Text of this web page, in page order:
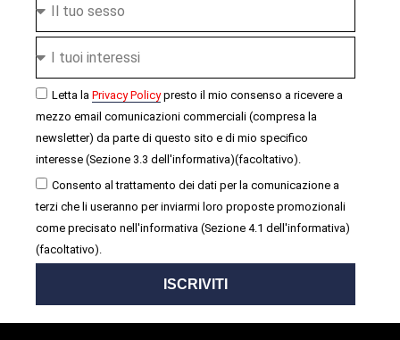
Letta la Privacy Policypresto il mio consenso a ricevere a
mezzo email comunicazioni commerciali (compresa la
newsletter) da parte di questo sito e di mio specifico
interesse (Sezione 3.3 dell'informativa)(facoltativo).
Consento al trattamento dei dati per la comunicazione a
terzi che li useranno per inviarmi loro proposte promozionali
come precisato nell'informativa (Sezione 4.1 dell'informativa)
(facoltativo).
ISCRIVITI